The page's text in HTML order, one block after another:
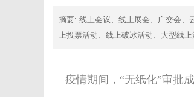
摘要: 线上会议、线上展会、广交会、
上投票活动、线上破冰活动、大型线
疫情期间，“无纸化”审批